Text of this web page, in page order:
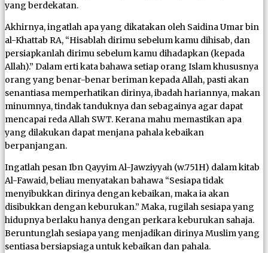
yang berdekatan.
Akhirnya, ingatlah apa yang dikatakan oleh Saidina Umar bin
al-Khattab RA, “Hisablah dirimu sebelum kamu dihisab, dan
persiapkanlah dirimu sebelum kamu dihadapkan (kepada
Allah).” Dalam erti kata bahawa setiap orang Islam khususnya
orang yang benar-benar beriman kepada Allah, pasti akan
senantiasa memperhatikan dirinya, ibadah hariannya, makan
minumnya, tindak tanduknya dan sebagainya agar dapat
mencapai reda Allah SWT. Kerana mahu memastikan apa
yang dilakukan dapat menjana pahala kebaikan
berpanjangan.
Ingatlah pesan Ibn Qayyim Al-Jawziyyah (w.751H) dalam kitab
Al-Fawaid, beliau menyatakan bahawa “Sesiapa tidak
menyibukkan dirinya dengan kebaikan, maka ia akan
disibukkan dengan keburukan.” Maka, rugilah sesiapa yang
hidupnya berlaku hanya dengan perkara keburukan sahaja.
Beruntunglah sesiapa yang menjadikan dirinya Muslim yang
sentiasa bersiapsiaga untuk kebaikan dan pahala.